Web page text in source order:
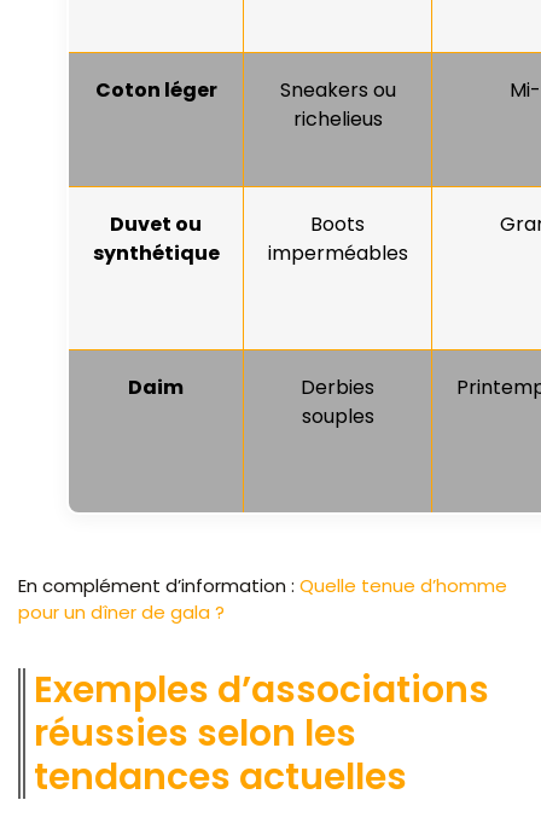
Coton léger
Sneakers ou
richelieus
Duvet ou
synthétique
Boots
imperméables
Daim
Derbies
souples
En complément d’information : Quelle tenue d’homme
pour un dîner de gala ?
Exemples d’associations
réussies selon les
tendances actuelles